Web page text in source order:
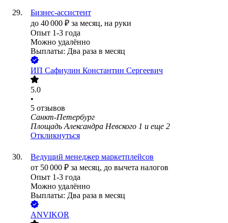
Бизнес-ассистент
до 40 000 ₽ за месяц, на руки
Опыт 1-3 года
Можно удалённо
Выплаты: Два раза в месяц
ИП Сафиулин Константин Сергеевич
5.0
•
5 отзывов
Санкт-Петербург
Площадь Александра Невского 1 и еще 2
Откликнуться
Ведущий менеджер маркетплейсов
от 50 000 ₽ за месяц, до вычета налогов
Опыт 1-3 года
Можно удалённо
Выплаты: Два раза в месяц
ANVIKOR